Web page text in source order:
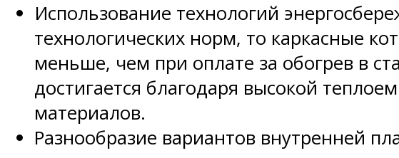
Использование технологий
технологических норм, то каркасные
меньше, чем при оплате за обогрев в
достигается благодаря высокой
материалов.
Разнообразие вариантов внутренней